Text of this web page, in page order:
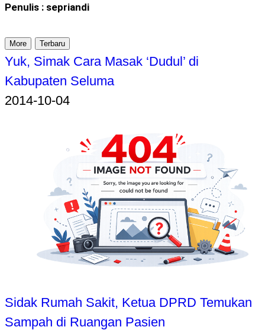
Penulis : sepriandi
More Terbaru
Yuk, Simak Cara Masak ‘Dudul’ di
Kabupaten Seluma
2014-10-04
Sidak Rumah Sakit, Ketua DPRD Temukan
Sampah di Ruangan Pasien